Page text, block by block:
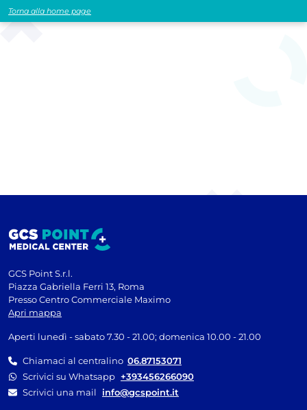
Torna alla home page
GCS Point S.r.l.
Piazza Gabriella Ferri 13, Roma
Presso Centro Commerciale Maximo
Apri mappa
Aperti lunedì - sabato 7.30 - 21.00; domenica 10.00 - 21.00
Chiamaci al centralino 06.87153071
Scrivici su Whatsapp +393456266090
Scrivici una mail
info@gcspoint.it